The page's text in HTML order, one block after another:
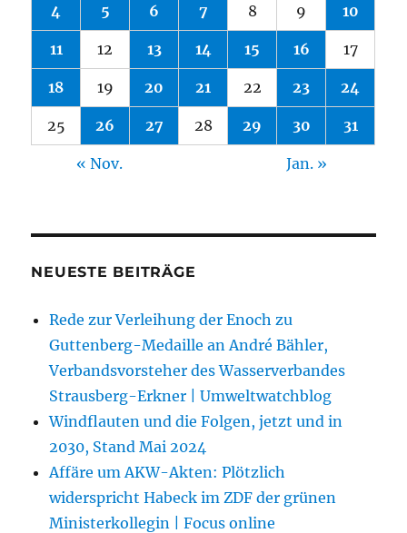
4 5 6 7 8 9 10
11 12 13 14 15 16 17
18 19 20 21 22 23 24
25 26 27 28 29 30 31
« Nov. Jan. »
NEUESTE BEITRÄGE
Rede zur Verleihung der Enoch zu
Guttenberg-Medaille an André Bähler,
Verbandsvorsteher des Wasserverbandes
Strausberg-Erkner | Umweltwatchblog
Windflauten und die Folgen, jetzt und in
2030, Stand Mai 2024
Affäre um AKW-Akten: Plötzlich
widerspricht Habeck im ZDF der grünen
Ministerkollegin | Focus online